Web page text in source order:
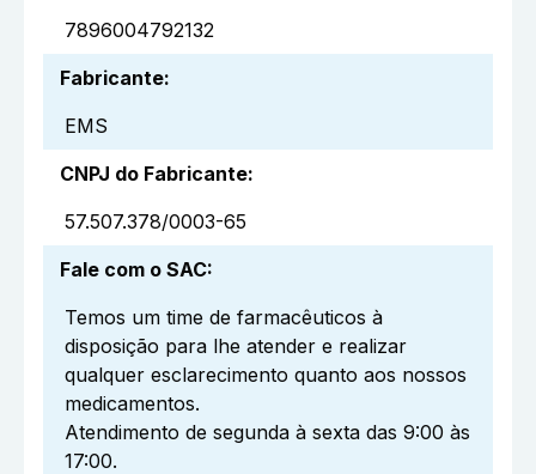
7896004792132
Fabricante:
EMS
CNPJ do Fabricante:
57.507.378/0003-65
Fale com o SAC:
Temos um time de farmacêuticos à
disposição para lhe atender e realizar
qualquer esclarecimento quanto aos nossos
medicamentos.
Atendimento de segunda à sexta das 9:00 às
17:00.